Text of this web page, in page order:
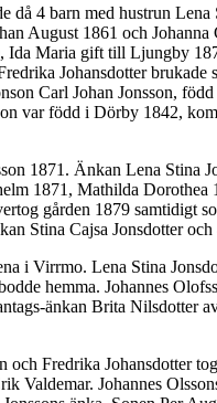
då 4 barn med hustrun
August 1861 och
Maria gift till Ljungby
Johansdotter
Carl Johan Jonsson,
var född i Dörby 1842,
1871. Änkan Lena
1871, Mathilda
gården 1879
Stina Cajsa Jonsdotter
i Virrmo. Lena Stina
hemma. Johannes
änkan Brita Nilsdotter
Fredrika Johansdotter
Valdemar. Johannes